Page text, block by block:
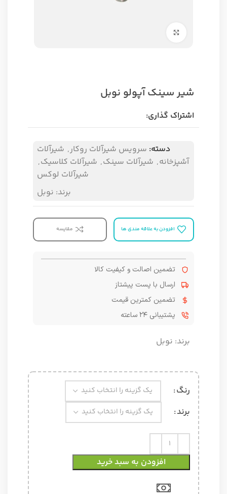
شیر سینک آپولو نوبل
اشتراک گذاری:
دسته: سرویس شیرآلات روکار, شیرآلات
آشپزخانه, شیرآلات سینک, شیرآلات کلاسیک,
شیرآلات لوکس
برند: نوبل
افزودن به علاقه مندی ها مقایسه
تضمین اصالت و کیفیت کالا
ارسال با پست پیشتاز
تضمین کمترین قیمت
پشتیبانی ۲۴ ساعته
برند: نوبل
رنگ
برند
افزودن به سبد خرید